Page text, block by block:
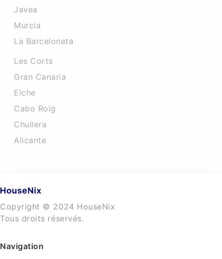
Javea
Murcia
La Barceloneta
Les Corts
Gran Canaria
Elche
Cabo Roig
Chullera
Alicante
Copyright © 2024 HouseNix
Tous droits réservés.
Navigation